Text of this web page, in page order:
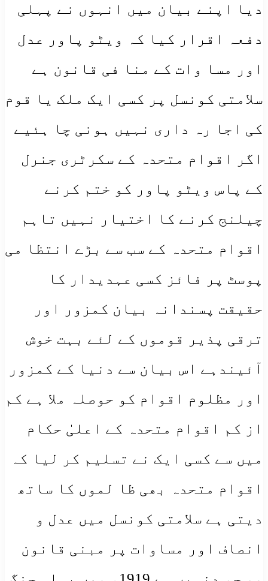
دیا اپنے بیان میں انہوں نے پہلی
دفعہ اقرار کیا کہ ویٹو پاور عدل
اور مسا وات کے منا فی قانون ہے
سلامتی کونسل پر کسی ایک ملک یا قوم
کی اجا رہ داری نہیں ہونی چا ہئیے
اگر اقوام متحدہ کے سکرٹری جنرل
کے پاس ویٹو پاور کو ختم کرنے
چیلنج کرنے کا اختیار نہیں تاہم
اقوام متحدہ کے سب سے بڑے انتظا می
پوسٹ پر فائز کسی عہدیدار کا
حقیقت پسندانہ بیان کمزور اور
ترقی پذیر قوموں کے لئے بہت خوش
آئیندہے اس بیان سے دنیا کے کمزور
اور مظلوم اقوام کو حوصلہ ملا ہے کم
از کم اقوام متحدہ کے اعلیٰ حکام
میں سے کسی ایک نے تسلیم کر لیا کہ
اقوام متحدہ بھی ظا لموں کا ساتھ
دیتی ہے سلامتی کونسل میں عدل و
انصاف اور مساوات پر مبنی قانون